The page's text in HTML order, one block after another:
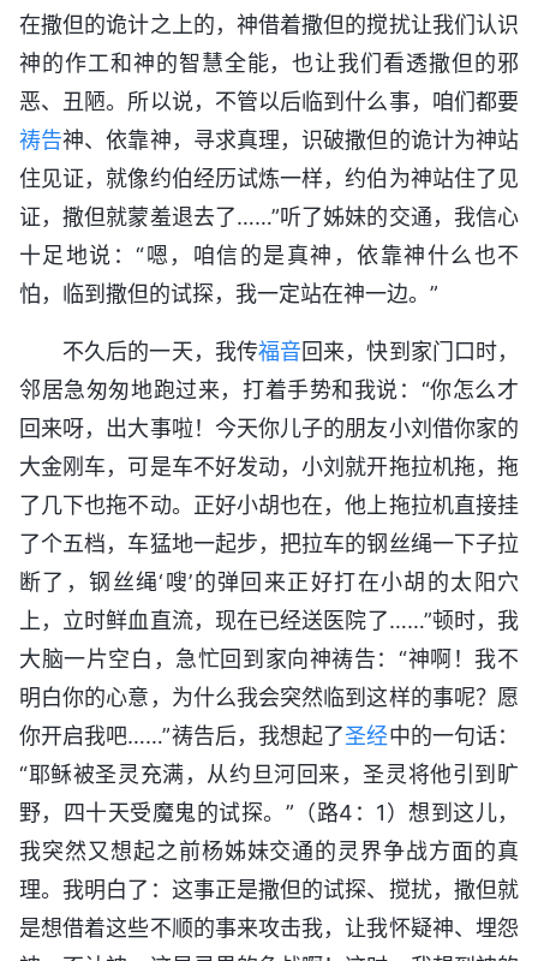
在撒但的诡计之上的，神借着撒但的搅扰让我们认识
神的作工和神的智慧全能，也让我们看透撒但的邪
恶、丑陋。所以说，不管以后临到什么事，咱们都要
祷告神、依靠神，寻求真理，识破撒但的诡计为神站
住见证，就像约伯经历试炼一样，约伯为神站住了见
证，撒但就蒙羞退去了……”听了姊妹的交通，我信心
十足地说：“嗯，咱信的是真神，依靠神什么也不
怕，临到撒但的试探，我一定站在神一边。”
不久后的一天，我传福音回来，快到家门口时，
邻居急匆匆地跑过来，打着手势和我说：“你怎么才
回来呀，出大事啦！今天你儿子的朋友小刘借你家的
大金刚车，可是车不好发动，小刘就开拖拉机拖，拖
了几下也拖不动。正好小胡也在，他上拖拉机直接挂
了个五档，车猛地一起步，把拉车的钢丝绳一下子拉
断了，钢丝绳‘嗖’的弹回来正好打在小胡的太阳穴
上，立时鲜血直流，现在已经送医院了……”顿时，我
大脑一片空白，急忙回到家向神祷告：“神啊！我不
明白你的心意，为什么我会突然临到这样的事呢？愿
你开启我吧……”祷告后，我想起了圣经中的一句话：
“耶稣被圣灵充满，从约旦河回来，圣灵将他引到旷
野，四十天受魔鬼的试探。”（路4：1）想到这儿，
我突然又想起之前杨姊妹交通的灵界争战方面的真
理。我明白了：这事正是撒但的试探、搅扰，撒但就
是想借着这些不顺的事来攻击我，让我怀疑神、埋怨